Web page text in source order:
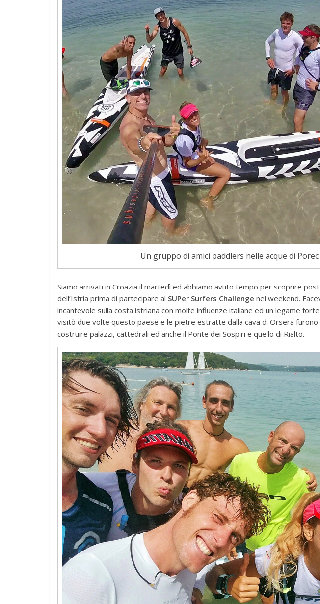
Un gruppo di amici paddlers nelle acque di Porec
Siamo arrivati in Croazia il martedì ed abbiamo avuto tempo per scoprire
dell’Istria prima di partecipare al SUPer Surfers Challenge nel weekend.
incantevole sulla costa istriana con molte influenze italiane ed un legame forte
visitò due volte questo paese e le pietre estratte dalla cava di Orsera
costruire palazzi, cattedrali ed anche il Ponte dei Sospiri e quello di Rialto.